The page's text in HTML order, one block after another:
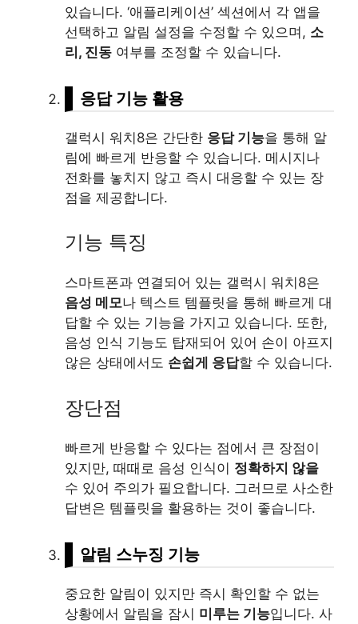
있습니다. ‘애플리케이션’ 섹션에서 각 앱을
선택하고 알림 설정을 수정할 수 있으며, 소
리, 진동 여부를 조정할 수 있습니다.
응답 기능 활용
갤럭시 워치8은 간단한 응답 기능을 통해 알
림에 빠르게 반응할 수 있습니다. 메시지나
전화를 놓치지 않고 즉시 대응할 수 있는 장
점을 제공합니다.
기능 특징
스마트폰과 연결되어 있는 갤럭시 워치8은
음성 메모나 텍스트 템플릿을 통해 빠르게 대
답할 수 있는 기능을 가지고 있습니다. 또한,
음성 인식 기능도 탑재되어 있어 손이 아프지
않은 상태에서도 손쉽게 응답할 수 있습니다.
장단점
빠르게 반응할 수 있다는 점에서 큰 장점이
있지만, 때때로 음성 인식이 정확하지 않을
수 있어 주의가 필요합니다. 그러므로 사소한
답변은 템플릿을 활용하는 것이 좋습니다.
알림 스누징 기능
중요한 알림이 있지만 즉시 확인할 수 없는
상황에서 알림을 잠시 미루는 기능입니다. 사